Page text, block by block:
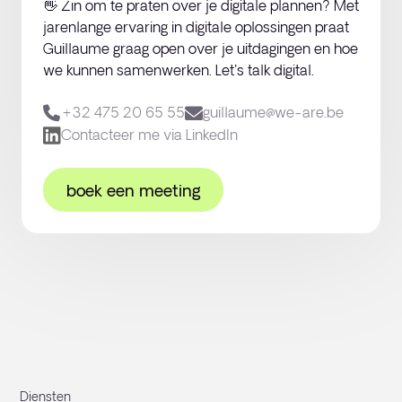
👋 Zin om te praten over je digitale plannen? Met
jarenlange ervaring in digitale oplossingen praat
Guillaume graag open over je uitdagingen en hoe
we kunnen samenwerken. Let's talk digital.
+32 475 20 65 55‬
guillaume@we-are.be
Contacteer me via LinkedIn
boek een meeting
Diensten